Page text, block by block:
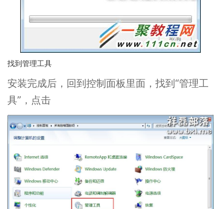
找到管理工具
安装完成后，回到控制面板里面，找到“管理工
具”，点击